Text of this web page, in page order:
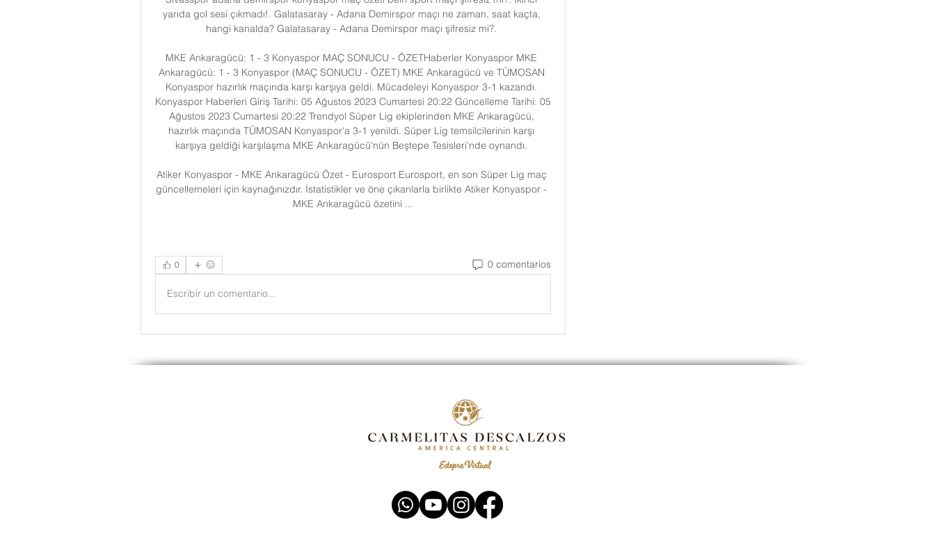
yarıda gol sesi çıkmadı!. Galatasaray - Adana Demirspor maçı ne zaman, saat kaçta,
hangi kanalda? Galatasaray - Adana Demirspor maçı şifresiz mi?.
MKE Ankaragücü: 1 - 3 Konyaspor MAÇ SONUCU - ÖZETHaberler Konyaspor MKE
Ankaragücü: 1 - 3 Konyaspor (MAÇ SONUCU - ÖZET) MKE Ankaragücü ve TÜMOSAN
Konyaspor hazırlık maçında karşı karşıya geldi. Mücadeleyi Konyaspor 3-1 kazandı.
Konyaspor Haberleri Giriş Tarihi: 05 Ağustos 2023 Cumartesi 20:22 Güncelleme Tarihi: 05
Ağustos 2023 Cumartesi 20:22 Trendyol Süper Lig ekiplerinden MKE Ankaragücü,
hazırlık maçında TÜMOSAN Konyaspor'a 3-1 yenildi. Süper Lig temsilcilerinin karşı
karşıya geldiği karşılaşma MKE Ankaragücü'nün Beştepe Tesisleri'nde oynandı.
Atiker Konyaspor - MKE Ankaragücü Özet - Eurosport Eurosport, en son Süper Lig maç
güncellemeleri için kaynağınızdır. İstatistikler ve öne çıkanlarla birlikte Atiker Konyaspor -
MKE Ankaragücü özetini ...
0 0 comentarios
Escribir un comentario...